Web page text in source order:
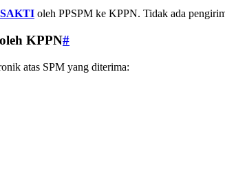
SAKTI oleh PPSPM ke KPPN. Tidak ada
KPPN#
atas SPM yang diterima: